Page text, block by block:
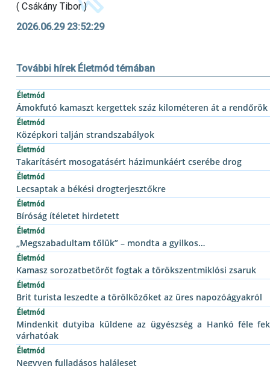
( Csákány Tibor )
2026.06.29 23:52:29
További hírek Életmód témában
Életmód
Ámokfutó kamaszt kergettek száz kilométeren át a rendőrök
Életmód
Középkori talján strandszabályok
Életmód
Takarításért mosogatásért házimunkáért cserébe drog
Életmód
Lecsaptak a békési drogterjesztőkre
Életmód
Bíróság ítéletet hirdetett
Életmód
„Megszabadultam tőlük” – mondta a gyilkos…
Életmód
Kamasz sorozatbetörőt fogtak a törökszentmiklósi zsaruk
Életmód
Brit turista leszedte a törölközőket az üres napozóágyakról
Életmód
Mindenkit dutyiba küldene az ügyészség a Hankó féle
várhatóak
Életmód
Negyven fulladásos haláleset